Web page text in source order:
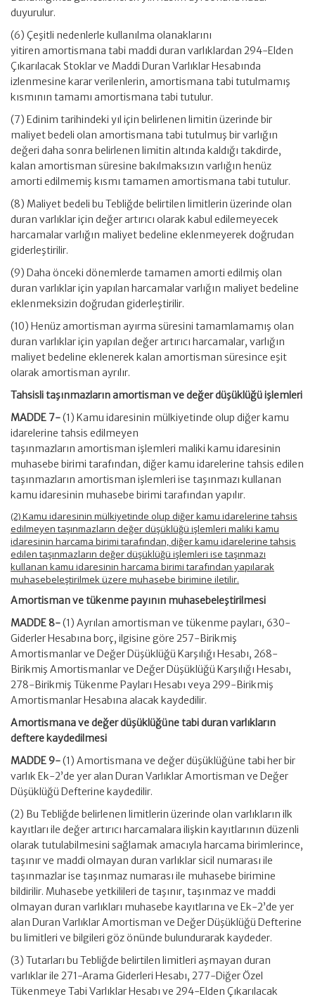
duyurulur.
(6) Çeşitli nedenlerle kullanılma olanaklarını
yitiren amortismana tabi maddi duran varlıklardan 294-Elden
Çıkarılacak Stoklar ve Maddi Duran Varlıklar Hesabında
izlenmesine karar verilenlerin, amortismana tabi tutulmamış
kısmının tamamı amortismana tabi tutulur.
(7) Edinim tarihindeki yıl için belirlenen limitin üzerinde bir
maliyet bedeli olan amortismana tabi tutulmuş bir varlığın
değeri daha sonra belirlenen limitin altında kaldığı takdirde,
kalan amortisman süresine bakılmaksızın varlığın henüz
amorti edilmemiş kısmı tamamen amortismana tabi tutulur.
(8) Maliyet bedeli bu Tebliğde belirtilen limitlerin üzerinde olan
duran varlıklar için değer artırıcı olarak kabul edilemeyecek
harcamalar varlığın maliyet bedeline eklenmeyerek doğrudan
giderleştirilir.
(9) Daha önceki dönemlerde tamamen amorti edilmiş olan
duran varlıklar için yapılan harcamalar varlığın maliyet bedeline
eklenmeksizin doğrudan giderleştirilir.
(10) Henüz amortisman ayırma süresini tamamlamamış olan
duran varlıklar için yapılan değer artırıcı harcamalar, varlığın
maliyet bedeline eklenerek kalan amortisman süresince eşit
olarak amortisman ayrılır.
Tahsisli taşınmazların amortisman ve değer düşüklüğü işlemleri
MADDE 7-(1) Kamu idaresinin mülkiyetinde olup diğer kamu
idarelerine tahsis edilmeyen
taşınmazların amortisman işlemleri maliki kamu idaresinin
muhasebe birimi tarafından, diğer kamu idarelerine tahsis edilen
taşınmazların amortisman işlemleri ise taşınmazı kullanan
kamu idaresinin muhasebe birimi tarafından yapılır.
(2) Kamu idaresinin mülkiyetinde olup diğer kamu idarelerine tahsis
edilmeyen taşınmazların değer düşüklüğü işlemleri maliki kamu
idaresinin harcama birimi tarafından, diğer kamu idarelerine tahsis
edilen taşınmazların değer düşüklüğü işlemleri ise taşınmazı
kullanan kamu idaresinin harcama birimi tarafından yapılarak
muhasebeleştirilmek üzere muhasebe birimine iletilir.
Amortisman ve tükenme payının muhasebeleştirilmesi
MADDE 8-(1) Ayrılan amortisman ve tükenme payları, 630-
Giderler Hesabına borç, ilgisine göre 257-Birikmiş
Amortismanlar ve Değer Düşüklüğü Karşılığı Hesabı, 268-
Birikmiş Amortismanlar ve Değer Düşüklüğü Karşılığı Hesabı,
278-Birikmiş Tükenme Payları Hesabı veya 299-Birikmiş
Amortismanlar Hesabına alacak kaydedilir.
Amortismana ve değer düşüklüğüne tabi duran varlıkların
deftere kaydedilmesi
MADDE 9-(1) Amortismana ve değer düşüklüğüne tabi her bir
varlık Ek-2’de yer alan Duran Varlıklar Amortisman ve Değer
Düşüklüğü Defterine kaydedilir.
(2) Bu Tebliğde belirlenen limitlerin üzerinde olan varlıkların ilk
kayıtları ile değer artırıcı harcamalara ilişkin kayıtlarının düzenli
olarak tutulabilmesini sağlamak amacıyla harcama birimlerince,
taşınır ve maddi olmayan duran varlıklar sicil numarası ile
taşınmazlar ise taşınmaz numarası ile muhasebe birimine
bildirilir. Muhasebe yetkilileri de taşınır, taşınmaz ve maddi
olmayan duran varlıkları muhasebe kayıtlarına ve Ek-2’de yer
alan Duran Varlıklar Amortisman ve Değer Düşüklüğü Defterine
bu limitleri ve bilgileri göz önünde bulundurarak kaydeder.
(3) Tutarları bu Tebliğde belirtilen limitleri aşmayan duran
varlıklar ile 271-Arama Giderleri Hesabı, 277-Diğer Özel
Tükenmeye Tabi Varlıklar Hesabı ve 294-Elden Çıkarılacak